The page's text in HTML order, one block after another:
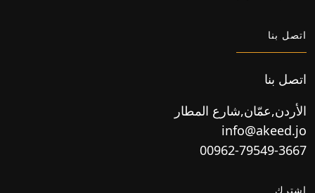
اتصل بنا
اتصل بنا
الأردن,عمّان,شارع المطار
info@akeed.jo
00962-79549-3667
اشترك